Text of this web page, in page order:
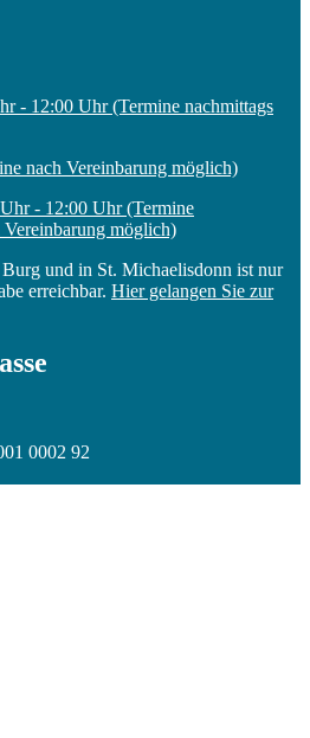
- 12:00 Uhr (Termine nachmittags
nach Vereinbarung möglich)
- 12:00 Uhr (Termine
Vereinbarung möglich)
und in St. Michaelisdonn ist nur
erreichbar. Hier gelangen Sie zur
0002 92